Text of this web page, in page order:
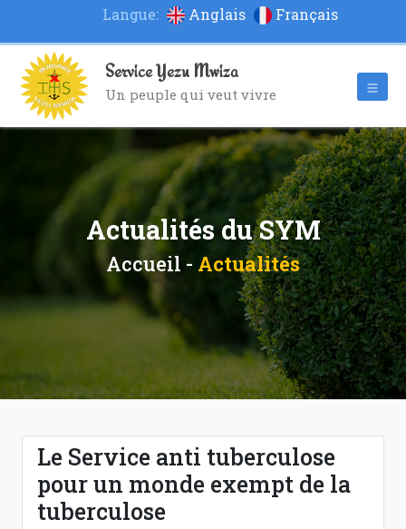
Langue: Anglais Français
Service Yezu Mwiza
Un peuple qui veut vivre
Actualités du SYM
Accueil - Actualités
Le Service anti tuberculose
pour un monde exempt de la
tuberculose